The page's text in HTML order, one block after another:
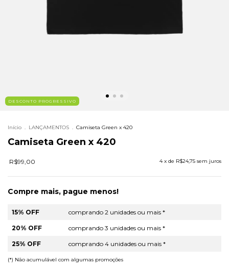
DESCONTO PROGRESSIVO
Início . LANÇAMENTOS . Camiseta Green x 420
Camiseta Green x 420
R$99,00 4 x de R$24,75 sem juros
Compre mais, pague menos!
15% OFF comprando 2 unidades ou mais *
20% OFF comprando 3 unidades ou mais *
25% OFF comprando 4 unidades ou mais *
(*) Não acumulável com algumas promoções